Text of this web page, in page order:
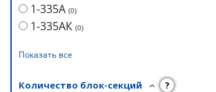
1-335А (0)
1-335АК (0)
Показать все
Количество блок-секций ?